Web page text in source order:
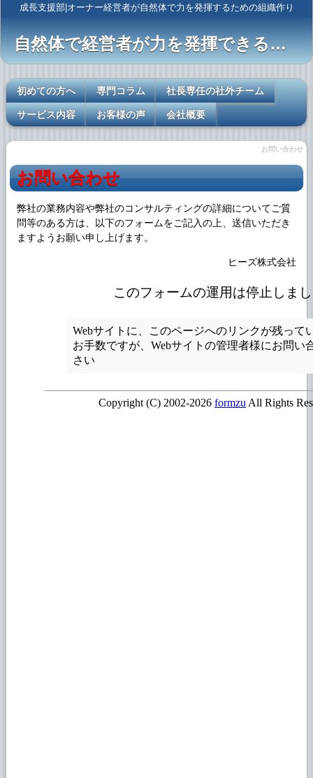
成長支援部|オーナー経営者が自然体で力を発揮するための組織作り
自然体で経営者が力を発揮できるレールを敷く
初めての方へ 専門コラム 社長専任の社外チーム
サービス内容 お客様の声 会社概要
お問い合わせ
お問い合わせ
弊社の業務内容や弊社のコンサルティングの詳細についてご質
問等のある方は、以下のフォームをご記入の上、送信いただき
ますようお願い申し上げます。
ヒーズ株式会社